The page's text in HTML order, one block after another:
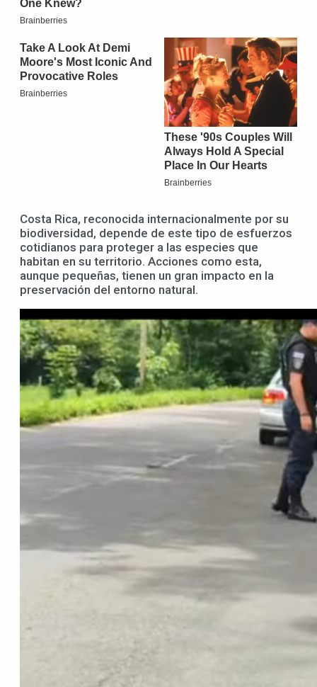
Costa Rica, reconocida internacionalmente por su
biodiversidad, depende de este tipo de esfuerzos
cotidianos para proteger a las especies que
habitan en su territorio. Acciones como esta,
aunque pequeñas, tienen un gran impacto en la
preservación del entorno natural.